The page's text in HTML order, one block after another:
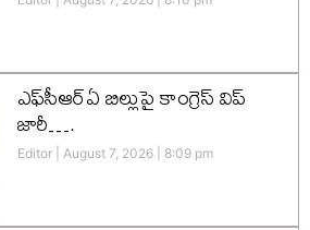
ఎఫ్‌సీఆర్‌ఏ బిల్లుపై కాంగ్రెస్ విప్
జారీ….
Editor August 7, 2026 8:09 pm